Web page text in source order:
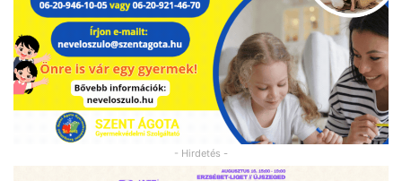
- Hirdetés -